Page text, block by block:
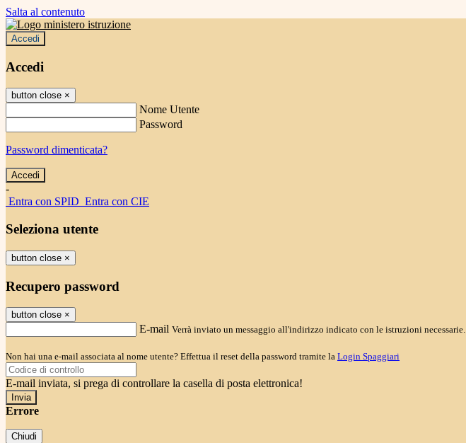
Salta al contenuto
Accedi
Accedi
button close ×
Nome Utente
Password
Password dimenticata?
-
Entra con SPID Entra con CIE
Seleziona utente
button close ×
Recupero password
button close ×
E-mail Verrà inviato un messaggio all'indirizzo indicato con le istruzioni necessarie.
Non hai una e-mail associata al nome utente? Effettua il reset della password tramite la Login Spaggiari
E-mail inviata, si prega di controllare la casella di posta elettronica!
Errore
Chiudi